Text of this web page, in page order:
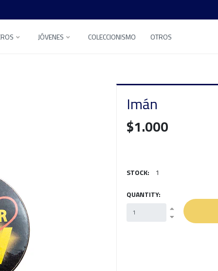
JÓVENES COLECCIONISMO OTROS
Imán
$1.000
STOCK: 1
QUANTITY: